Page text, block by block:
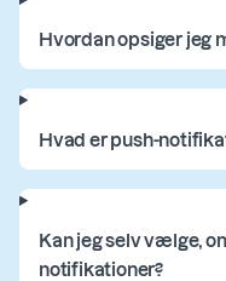
Hvordan opsiger jeg
Hvad er push-
Kan jeg selv vælge,
notifikationer?